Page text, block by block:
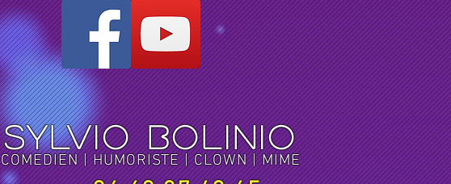
SYLVIO BOLINIO
COMEDIEN | HUMORISTE | CLOWN | MIME